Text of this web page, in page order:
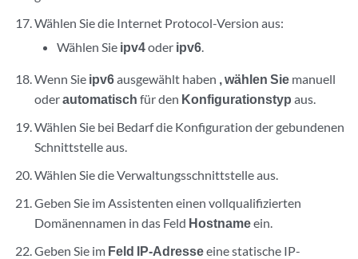
Wählen Sie die Internet Protocol-Version aus:
Wählen Sie ipv4oder ipv6.
Wenn Sie ipv6ausgewählt haben , wählen Sie manuell
oderautomatisch für den Konfigurationstyp aus.
Wählen Sie bei Bedarf die Konfiguration der gebundenen
Schnittstelle aus.
Wählen Sie die Verwaltungsschnittstelle aus.
Geben Sie im Assistenten einen vollqualifizierten
Domänennamen in das Feld Hostnameein.
Geben Sie im Feld IP-Adresseeine statische IP-